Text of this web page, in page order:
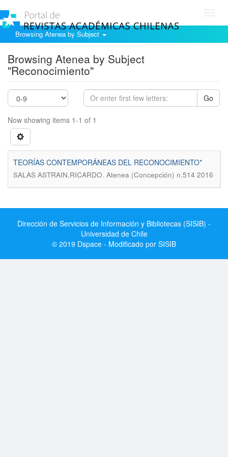
Browsing Atenea by Subject
Browsing Atenea by Subject
"Reconocimiento"
Go
Now showing items 1-1 of 1
TEORÍAS CONTEMPORÁNEAS DEL RECONOCIMIENTO*
SALAS ASTRAIN,RICARDO. Atenea (Concepción) n.514 2016
Dirección de Servicios de Información y Bibliotecas (SISIB) -
Universidad de Chile
© 2019 Dspace - Modificado por SISIB